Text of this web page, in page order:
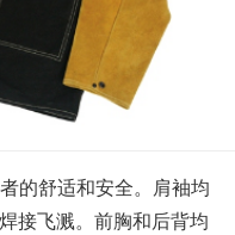
的舒适和安全。肩袖均
接飞溅。前胸和后背均